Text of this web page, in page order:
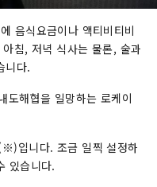
음식요금이나 액티비티비
침, 저녁 식사는 물론, 술과
니다.
도해협을 일망하는 로케이
입니다. 조금 일찍 설정하
있습니다.